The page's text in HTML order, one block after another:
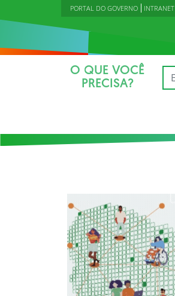
PORTAL DO GOVERNO INTRANET
O QUE VOCÊ
PRECISA?